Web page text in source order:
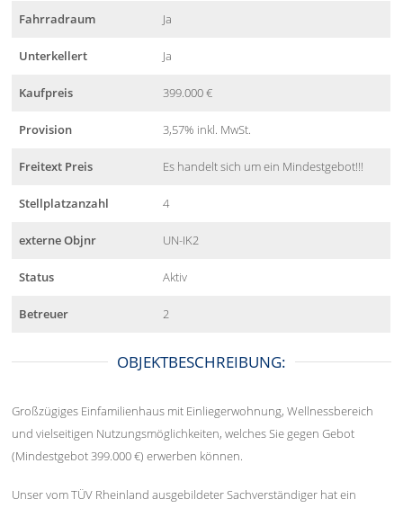
Fahrradraum Ja
Unterkellert Ja
Kaufpreis 399.000 €
Provision 3,57% inkl. MwSt.
Freitext Preis Es handelt sich um ein Mindestgebot!!!
Stellplatzanzahl 4
externe Objnr UN-IK2
Status Aktiv
Betreuer 2
OBJEKTBESCHREIBUNG:
Großzügiges Einfamilienhaus mit Einliegerwohnung, Wellnessbereich
und vielseitigen Nutzungsmöglichkeiten, welches Sie gegen Gebot
(Mindestgebot 399.000 €) erwerben können.
Unser vom TÜV Rheinland ausgebildeter Sachverständiger hat ein